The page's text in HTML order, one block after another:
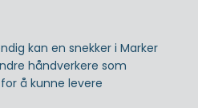
kan en snekker i Marker
håndverkere som
å kunne levere